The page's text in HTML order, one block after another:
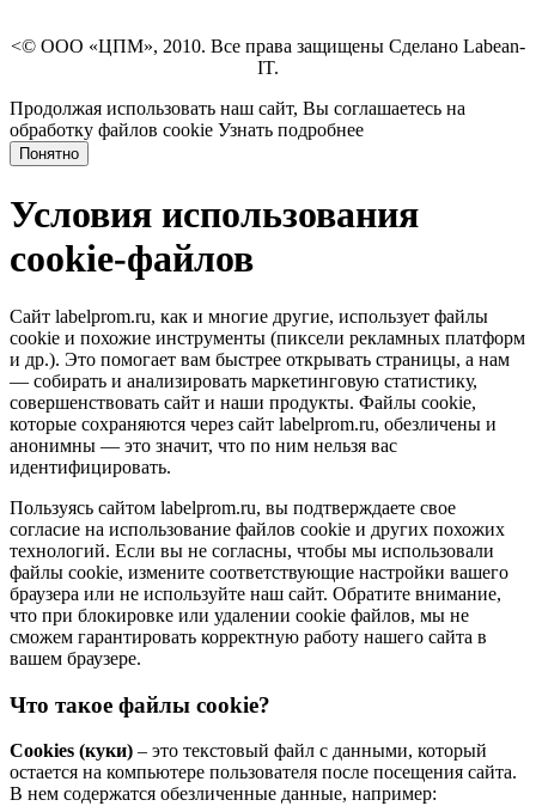
<© ООО «ЦПМ», 2010. Все права защищены Сделано Labean-
IT.
Продолжая использовать наш сайт, Вы соглашаетесь на
обработку файлов cookie Узнать подробнее
Понятно
Условия использования
cookie-файлов
Сайт labelprom.ru, как и многие другие, использует файлы
cookie и похожие инструменты (пиксели рекламных платформ
и др.). Это помогает вам быстрее открывать страницы, а нам
— собирать и анализировать маркетинговую статистику,
совершенствовать сайт и наши продукты. Файлы сookie,
которые сохраняются через сайт labelprom.ru, обезличены и
анонимны — это значит, что по ним нельзя вас
идентифицировать.
Пользуясь сайтом labelprom.ru, вы подтверждаете свое
согласие на использование файлов cookie и других похожих
технологий. Если вы не согласны, чтобы мы использовали
файлы cookie, измените соответствующие настройки вашего
браузера или не используйте наш сайт. Обратите внимание,
что при блокировке или удалении cookie файлов, мы не
сможем гарантировать корректную работу нашего сайта в
вашем браузере.
Что такое файлы cookie?
Cookies (куки) – это текстовый файл с данными, который
остается на компьютере пользователя после посещения сайта.
В нем содержатся обезличенные данные, например: